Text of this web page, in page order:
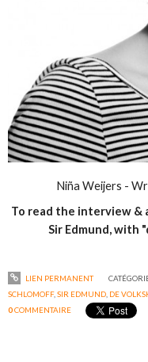
Niña Weijers -
To read the interview &
Sir Edmund, with
LIEN PERMANENT
SCHLOMOFF,SIR EDMUND DE
0COMMENTAIRE